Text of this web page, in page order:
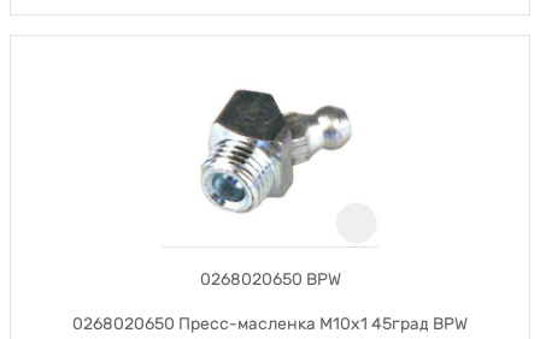
0268020650 BPW
0268020650 Пресс-масленка М10х1 45град BPW